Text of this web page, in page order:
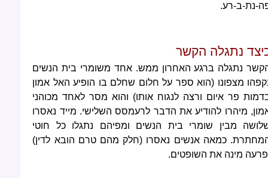
נת-ב-רע.
נתגלה הקשר
נתגלה ברגע האחרון ממש. אחד משומרי בית הנשים
מצפונו (הוא ספר על חלום שחלם בו הופיע האל אמון
פר איום ורצה לנגוח אותו) והוא מסר לאחד מכוהני
מיהרו להודיע את הדבר לרעמסס השלישי. מייד נאסרו
מבין שומרי בית הנשים ומפיהם נתגלו כל חוטי
כמאה אנשים נאסרו (חלק מהם טרם הובא לדין)
מינה את השופטים.